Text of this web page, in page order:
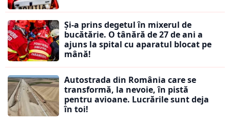
Și-a prins degetul în mixerul de
bucătărie. O tânără de 27 de ani a
ajuns la spital cu aparatul blocat pe
mână!
Autostrada din România care se
transformă, la nevoie, în pistă
pentru avioane. Lucrările sunt deja
în toi!